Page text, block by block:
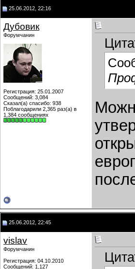
25.06.2012, 22:16
Дубовик
Форумчанин
Регистрация: 25.01.2007
Сообщений: 3,084
Сказал(а) спасибо: 938
Поблагодарили 2,365 раз(а) в
1,384 сообщениях
25.06.2012, 22:45
vislav
Форумчанин
Регистрация: 04.10.2010
Сообщений: 1,127